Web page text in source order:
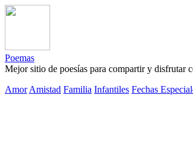
Poemas
Mejor sitio de poesías para compartir y disfrutar
Amor Amistad Familia Infantiles Fechas